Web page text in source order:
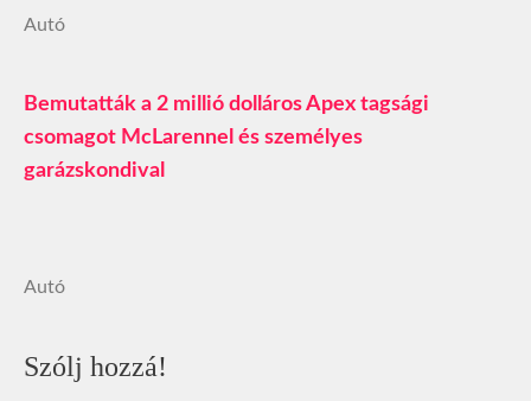
Autó
Bemutatták a 2 millió dolláros Apex tagsági
csomagot McLarennel és személyes
garázskondival
Autó
Szólj hozzá!